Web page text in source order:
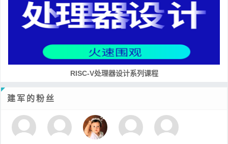
培养RISC-V大学土壤 共建RISC-V教育生态
建军的粉丝